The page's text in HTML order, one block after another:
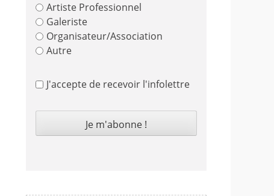
Artiste Professionnel
Galeriste
Organisateur/Association
Autre
J'accepte de recevoir l'infolettre